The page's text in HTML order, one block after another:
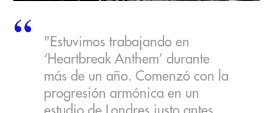
"Estuvimos trabajando en
‘Heartbreak Anthem’ durante
más de un año. Comenzó con la
progresión armónica en un